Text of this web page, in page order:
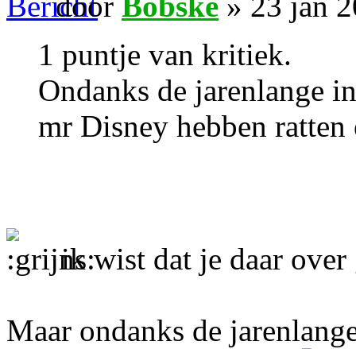
1 puntje van kritiek.
Ondanks de jarenlange
mr Disney hebben ratten
ik wist dat je daar over
Maar ondanks de